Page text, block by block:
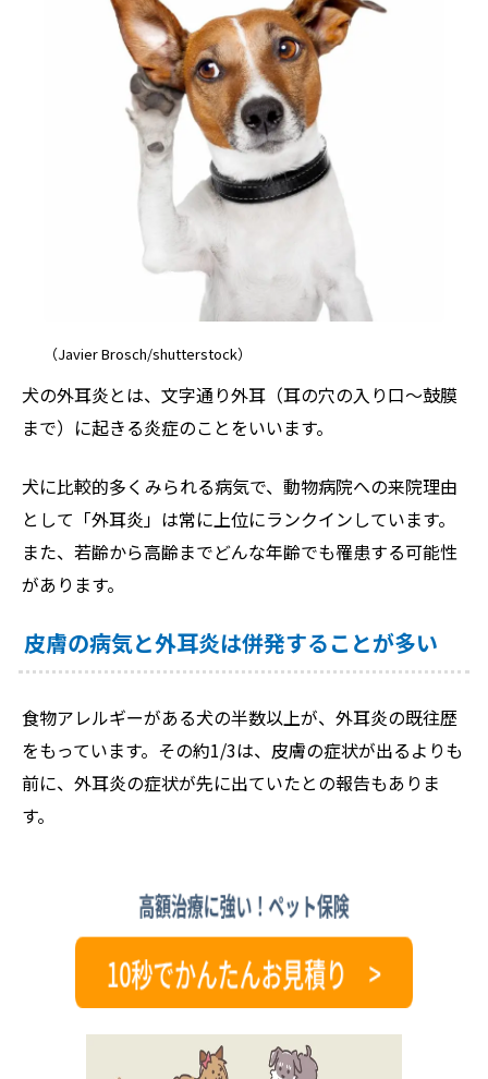
（Javier Brosch/shutterstock）
犬の外耳炎とは、文字通り外耳（耳の穴の入り口〜鼓膜
まで）に起きる炎症のことをいいます。
犬に比較的多くみられる病気で、動物病院への来院理由
として「外耳炎」は常に上位にランクインしています。
また、若齢から高齢までどんな年齢でも罹患する可能性
があります。
皮膚の病気と外耳炎は併発することが多い
食物アレルギーがある犬の半数以上が、外耳炎の既往歴
をもっています。その約1/3は、皮膚の症状が出るよりも
前に、外耳炎の症状が先に出ていたとの報告もありま
す。